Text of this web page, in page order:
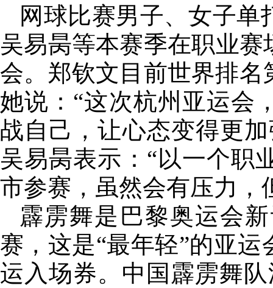
网球比赛男子、女子
吴易昺等本赛季在职业
会。郑钦文目前世界排
她说：“这次杭州亚运会
战自己，让心态变得更
吴易昺表示：“以一个职
市参赛，虽然会有压力，
霹雳舞是巴黎奥运会
赛，这是“最年轻”的亚
运入场券。中国霹雳舞